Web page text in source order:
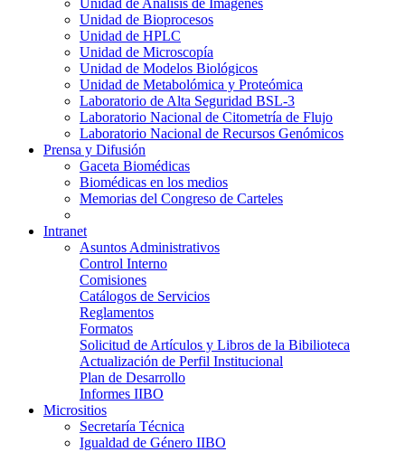
Unidad de Análisis de Imágenes
Unidad de Bioprocesos
Unidad de HPLC
Unidad de Microscopía
Unidad de Modelos Biológicos
Unidad de Metabolómica y Proteómica
Laboratorio de Alta Seguridad BSL-3
Laboratorio Nacional de Citometría de Flujo
Laboratorio Nacional de Recursos Genómicos
Prensa y Difusión
Gaceta Biomédicas
Biomédicas en los medios
Memorias del Congreso de Carteles
Intranet
Asuntos Administrativos
Control Interno
Comisiones
Catálogos de Servicios
Reglamentos
Formatos
Solicitud de Artículos y Libros de la Bibilioteca
Actualización de Perfil Institucional
Plan de Desarrollo
Informes IIBO
Micrositios
Secretaría Técnica
Igualdad de Género IIBO